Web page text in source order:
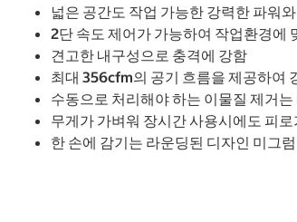
넓은 공간도 작업 가능한 강력한 파워
2단 속도 제어가 가능하여 작업환경에
견고한 내구성으로 충격에 강함
최대 356cfm의 공기 흐름을 제공하여
수동으로 처리해야 하는 이물질 제거
무게가 가벼워 장시간 사용시에도 피
한 손에 감기는 라운딩된 디자인 미그